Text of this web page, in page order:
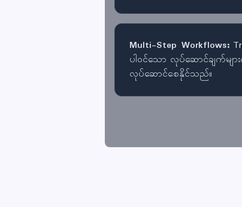
Multi-Step Workflows:
ပါဝင်သော လုပ်ဆောင်ချက်မ
လုပ်ဆောင်စေနိုင်သည်။